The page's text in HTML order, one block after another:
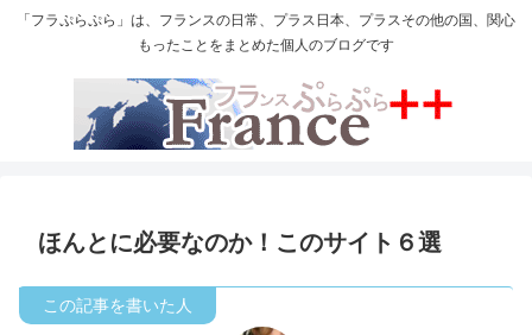
「フラぷらぷら」は、フランスの日常、プラス日本、プラスその他の国、関心
もったことをまとめた個人のブログです
ほんとに必要なのか！このサイト６選